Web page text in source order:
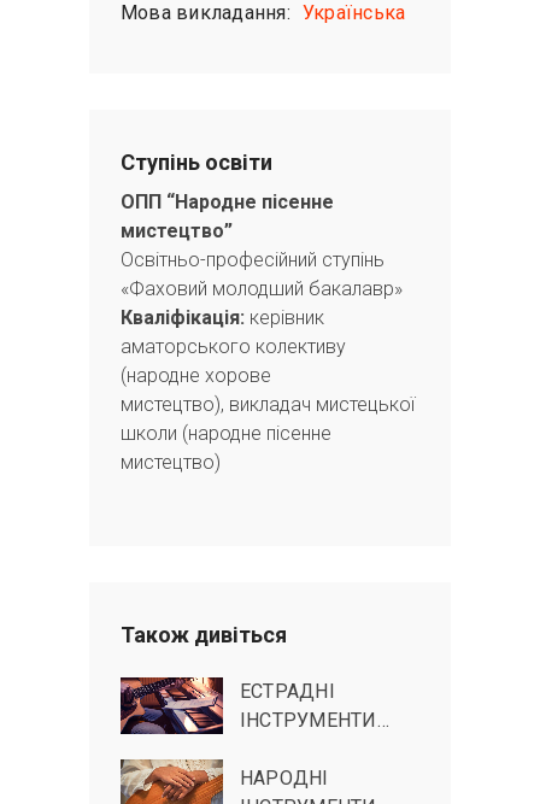
Мова викладання: Українська
Ступінь освіти
ОПП “Народне пісенне
мистецтво”
Освітньо-професійний ступінь
«Фаховий молодший бакалавр»
Кваліфікація: керівник
аматорського колективу
(народне хорове
мистецтво), викладач мистецької
школи (народне пісенне
мистецтво)
Також дивіться
ЕСТРАДНІ
ІНСТРУМЕНТИ…
НАРОДНІ